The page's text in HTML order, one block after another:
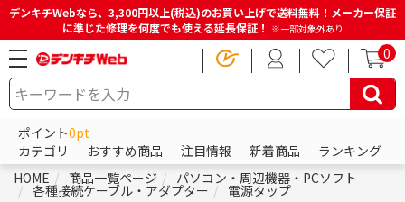
デンキチWebなら、3,300円以上(税込)のお買い上げで送料無料！メーカー保証
に準じた修理を何度でも使える延長保証！ ※一部対象外あり
0
ポイント0pt
カテゴリ
おすすめ商品 注目情報 新着商品
ランキング
HOME
商品一覧ページ パソコン・周辺機器・PCソフト
各種接続ケーブル・アダプター 電源タップ